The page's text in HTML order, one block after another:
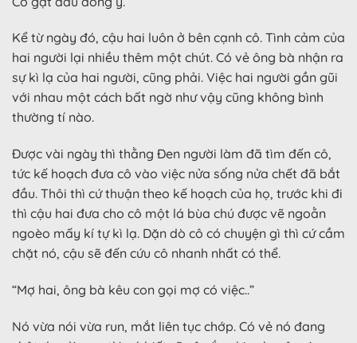
Kể từ ngày đó, cậu hai luôn ở bên cạnh cô. Tình cảm của
hai người lại nhiều thêm một chút. Có vẻ ông bà nhận ra
sự kì lạ của hai người, cũng phải. Việc hai người gần gũi
với nhau một cách bất ngờ như vậy cũng không bình
thường tí nào.
Được vài ngày thì thằng Đen người làm đã tìm đến cô,
tức kế hoạch đưa cô vào việc nửa sống nửa chết đã bắt
đầu. Thôi thì cứ thuận theo kế hoạch của họ, trước khi đi
thì cậu hai đưa cho cô một lá bùa chú được vẽ ngoằn
ngoèo mấy kí tự kì lạ. Dặn dò cô có chuyện gì thì cứ cầm
chặt nó, cậu sẽ đến cứu cô nhanh nhất có thể.
“Mợ hai, ông bà kêu con gọi mợ có việc..”
Nó vừa nói vừa run, mắt liên tục chớp. Có vẻ nó đang